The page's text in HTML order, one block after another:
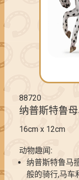
88720
纳普斯特鲁
16cm x 12cm
动物趣闻:
纳普斯特鲁马
般的骑行,马车